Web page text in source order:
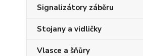
Signalizátory záběru
Stojany a vidličky
Vlasce a šňůry